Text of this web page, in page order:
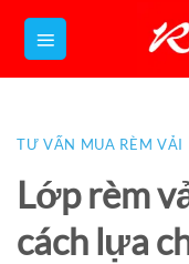
qua
TƯ VẤN MUA RÈM VẢI
Lớp rèm
cách lựa